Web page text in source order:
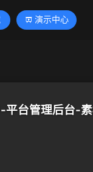
演示中心
平台管理后台-